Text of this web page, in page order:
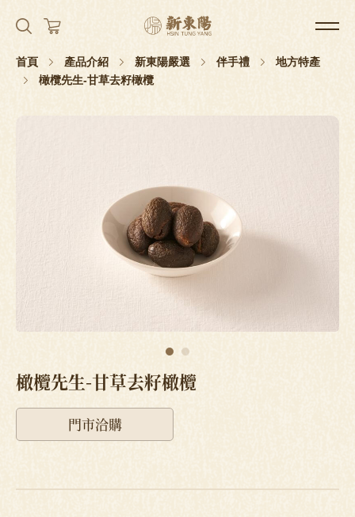
首頁 產品介紹 新東陽嚴選 伴手禮
地方特產
橄欖先生-甘草去籽橄欖
橄欖先生-甘草去籽橄欖
門市洽購